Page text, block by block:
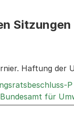
Sitzungen
zu
Haftung der
P
für